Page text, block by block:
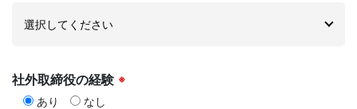
社外取締役の経験 ※
あり なし